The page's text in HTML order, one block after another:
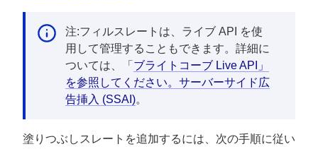
注:フィルスレートは、ライブ API を使
用して管理することもできます。詳細に
ついては、「 ブライトコーブ Live API」
を参照してください。サーバーサイド広
告挿入 (SSAI)。
塗りつぶしスレートを追加するには、次の手順に従い